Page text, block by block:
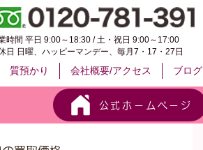
時間 平日 9:00～18:30 / 土・祝日 9:00～17:00
日 日曜、ハッピーマンデー、毎月7・17・27日
質預かり 会社概要/アクセス ブログ
公式ホームページ